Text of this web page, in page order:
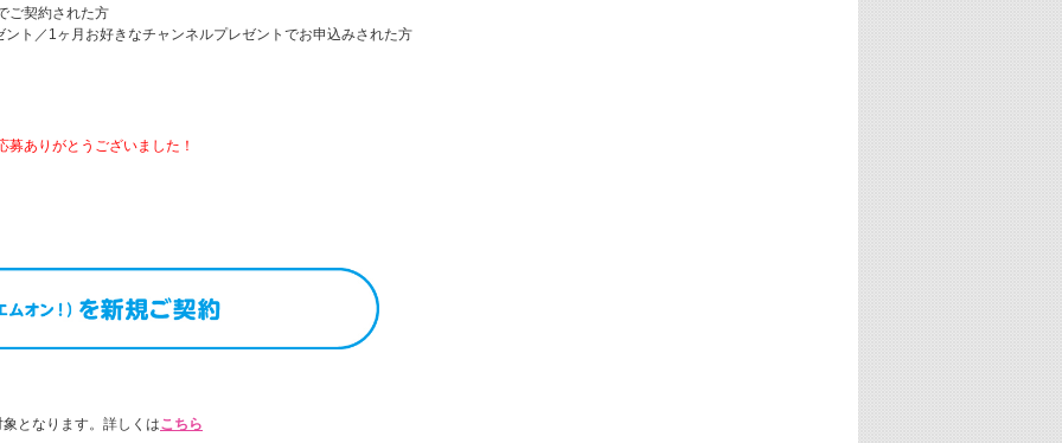
ご契約された方
ト／1ヶ月お好きなチャンネルプレゼントでお申込みされた方
ありがとうございました！
となります。詳しくはこちら